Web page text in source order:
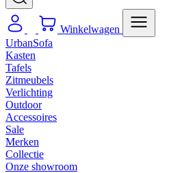
Winkelwagen
UrbanSofa
Kasten
Tafels
Zitmeubels
Verlichting
Outdoor
Accessoires
Sale
Merken
Collectie
Onze showroom